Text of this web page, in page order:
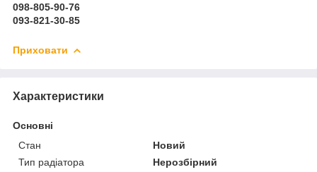
098-805-90-76
093-821-30-85
Приховати
Характеристики
Основні
Стан
Новий
Тип радіатора
Нерозбірний